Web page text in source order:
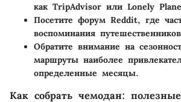
как TripAdvisor или Lonely
Посетите форум Reddit, где
воспоминания
Обратите внимание на
маршруты наиболее
определенные месяцы.
Как собрать чемодан: